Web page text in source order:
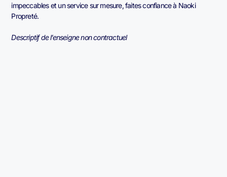
impeccables et un service sur mesure, faites confiance à Naoki
Propreté.
Descriptif de l’enseigne non contractuel